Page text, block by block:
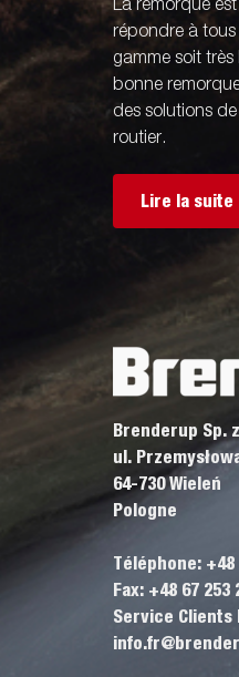
La remorque
répondre à
gamme soit
bonne
des solutions
routier.
Lire la suite
Brenderup Sp.
ul.
64-730 Wieleń
Pologne
Téléphone: +48
Fax: +48 67 253
Service Clients